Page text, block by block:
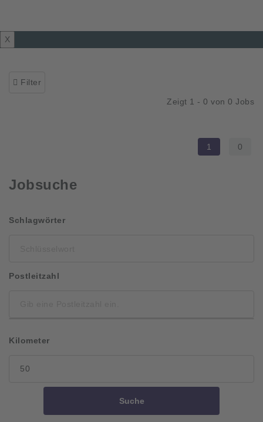
X
Filter
Zeigt 1 - 0 von 0 Jobs
1 0
Jobsuche
SchlagwörterSchlüsselwort
Postleitzahl
Kilometer
Suche